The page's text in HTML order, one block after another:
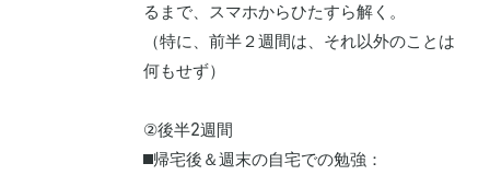
るまで、スマホからひたすら解く。
（特に、前半２週間は、それ以外のことは
何もせず）
②後半2週間
■帰宅後＆週末の自宅での勉強：